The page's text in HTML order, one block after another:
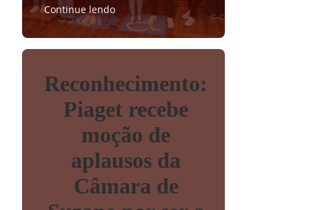
Continue lendo
Reconhecimento:
Piaget recebe
moção de
aplausos da
Câmara de